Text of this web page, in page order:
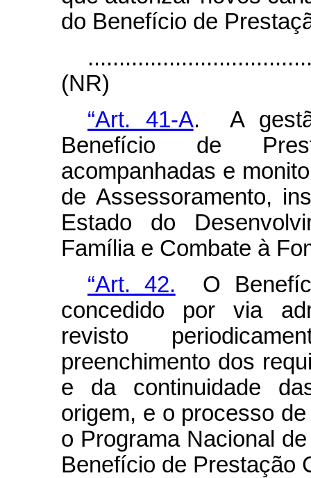
do Benefício de
(NR)
“Art. 41-A. A
Benefício de
acompanhadas e
de Assessoramento,
Estado do
Família e Combate à
“Art. 42. O
concedido por via
revisto
preenchimento dos
e da continuidade
origem, e o processo
o Programa Nacional
Benefício de Prestação